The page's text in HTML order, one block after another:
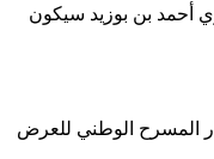
بن بوزيد سيكون
الوطني للعرض